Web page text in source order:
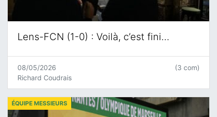
Lens-FCN (1-0) : Voilà, c’est fini…
08/05/2026
Richard Coudrais
(3 com)
ÉQUIPE MESSIEURS